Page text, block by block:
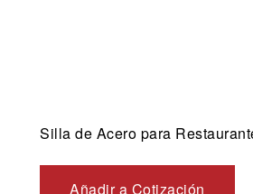
Silla de Acero para
Añadir a Cotización